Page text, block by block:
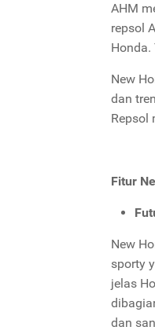
AHM
repsol
Honda.
New
dan
Repsol
Fitur
New
sporty
jelas
dan